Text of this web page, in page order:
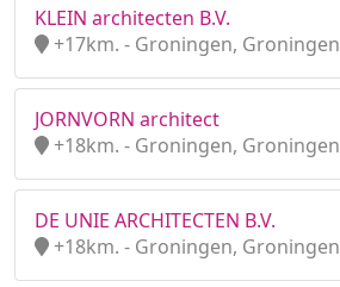
KLEIN architecten B.V.
+17km. - Groningen, Groningen
JORNVORN architect
+18km. - Groningen, Groningen
DE UNIE ARCHITECTEN B.V.
+18km. - Groningen, Groningen